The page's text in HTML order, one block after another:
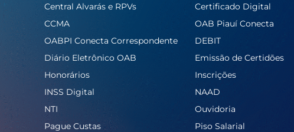
Central Alvarás e RPVs
Certificado Digital
CCMA
OAB Piauí Conecta
OABPI Conecta Correspondente
DEBIT
Diário Eletrônico OAB
Emissão de Certidões
Honorários
Inscrições
INSS Digital
NAAD
NTI
Ouvidoria
Pague Custas
Piso Salarial